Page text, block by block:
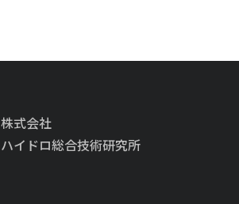
株式会社
ハイドロ総合技術研究所